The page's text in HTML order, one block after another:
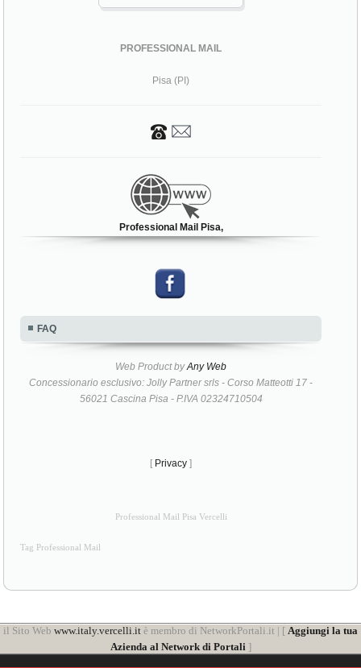
PROFESSIONAL MAIL
Pisa (PI)
Professional Mail Pisa,
FAQ
Web Product byAny Web
Concessionario esclusivo: Jolly Partner srls - Corso Matteotti 17 -
56021 Cascina Pisa - P.IVA 02324710504
[ Privacy ]
Professional Mail Pisa Vercelli
Tag Professional Mail
il Sito Web www.italy.vercelli.it è membro di NetworkPortali.it | [ Aggiungi la tua
Azienda al Network di Portali]